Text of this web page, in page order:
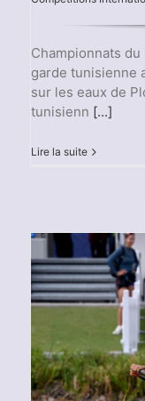
Championnats du
garde tunisienne
sur les eaux de
tunisienn [...]
Lire la suite